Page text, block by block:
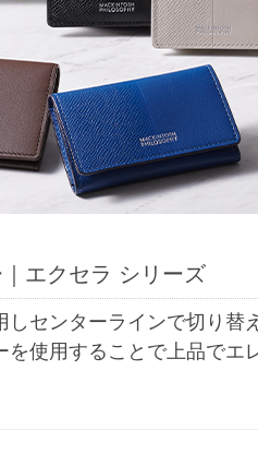
エクセラ シリーズ
しセンターラインで切り
使用することで上品でエ